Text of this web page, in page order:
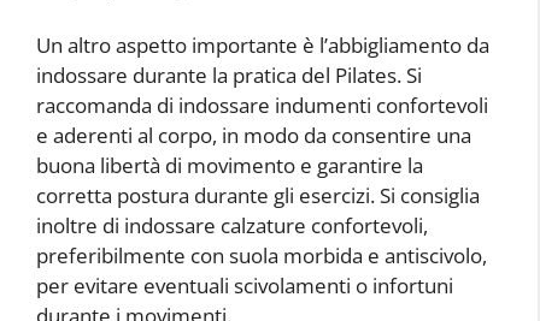
Un altro aspetto importante è l’abbigliamento da
indossare durante la pratica del Pilates. Si
raccomanda di indossare indumenti confortevoli
e aderenti al corpo, in modo da consentire una
buona libertà di movimento e garantire la
corretta postura durante gli esercizi. Si consiglia
inoltre di indossare calzature confortevoli,
preferibilmente con suola morbida e antiscivolo,
per evitare eventuali scivolamenti o infortuni